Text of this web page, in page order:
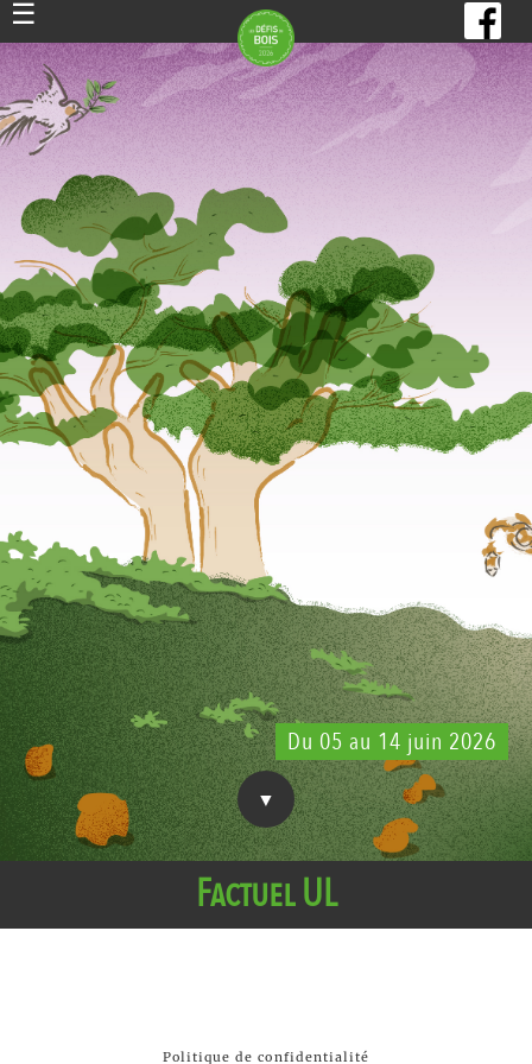
Du 05 au 14 juin 2026
Factuel UL
Politique de confidentialité